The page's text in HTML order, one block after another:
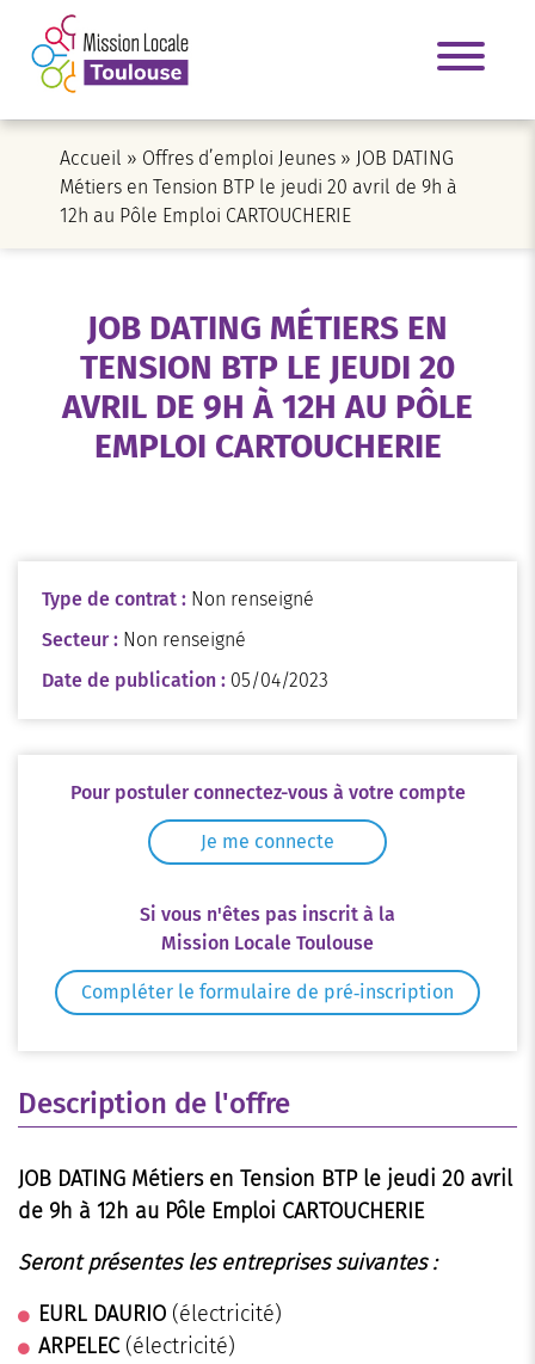
Accueil » Offres d’emploi Jeunes » JOB DATING
Métiers en Tension BTP le jeudi 20 avril de 9h à
12h au Pôle Emploi CARTOUCHERIE
JOB DATING MÉTIERS EN
TENSION BTP LE JEUDI 20
AVRIL DE 9H À 12H AU PÔLE
EMPLOI CARTOUCHERIE
Description de l'offre
JOB DATING Métiers en Tension BTPle jeudi 20 avril
de 9h à 12h au Pôle Emploi CARTOUCHERIE
Seront présentes les entreprises suivantes :
EURL DAURIO (électricité)
ARPELEC(électricité)
Type de contrat : Non renseigné
Secteur : Non renseigné
Date de publication : 05/04/2023
Pour postuler connectez-vous à votre compte
Je me connecte
Si vous n'êtes pas inscrit à la
Mission Locale Toulouse
Compléter le formulaire de pré‑inscription